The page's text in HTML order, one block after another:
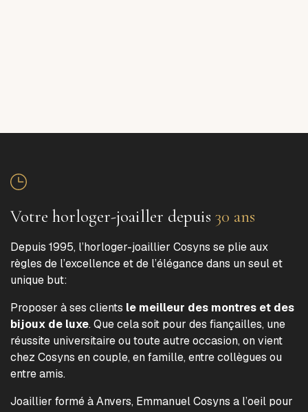
Votre horloger-joailler depuis 30 ans
Depuis 1995, l’horloger-joaillier Cosyns se plie aux
règles de l’excellence et de l’élégance dans un seul et
unique but:
Proposer à ses clients le meilleur des montres et des
bijoux de luxe. Que cela soit pour des fiançailles, une
réussite universitaire ou toute autre occasion, on vient
chez Cosyns en couple, en famille, entre collègues ou
entre amis.
Joaillier formé à Anvers, Emmanuel Cosyns a l’oeil pour